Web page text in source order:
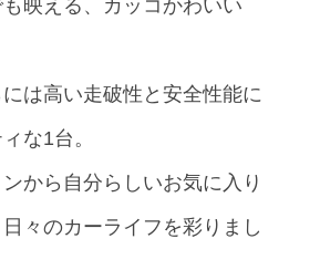
映える、カッコかわいい
は高い走破性と安全性能に
な1台。
から自分らしいお気に入り
々のカーライフを彩りまし